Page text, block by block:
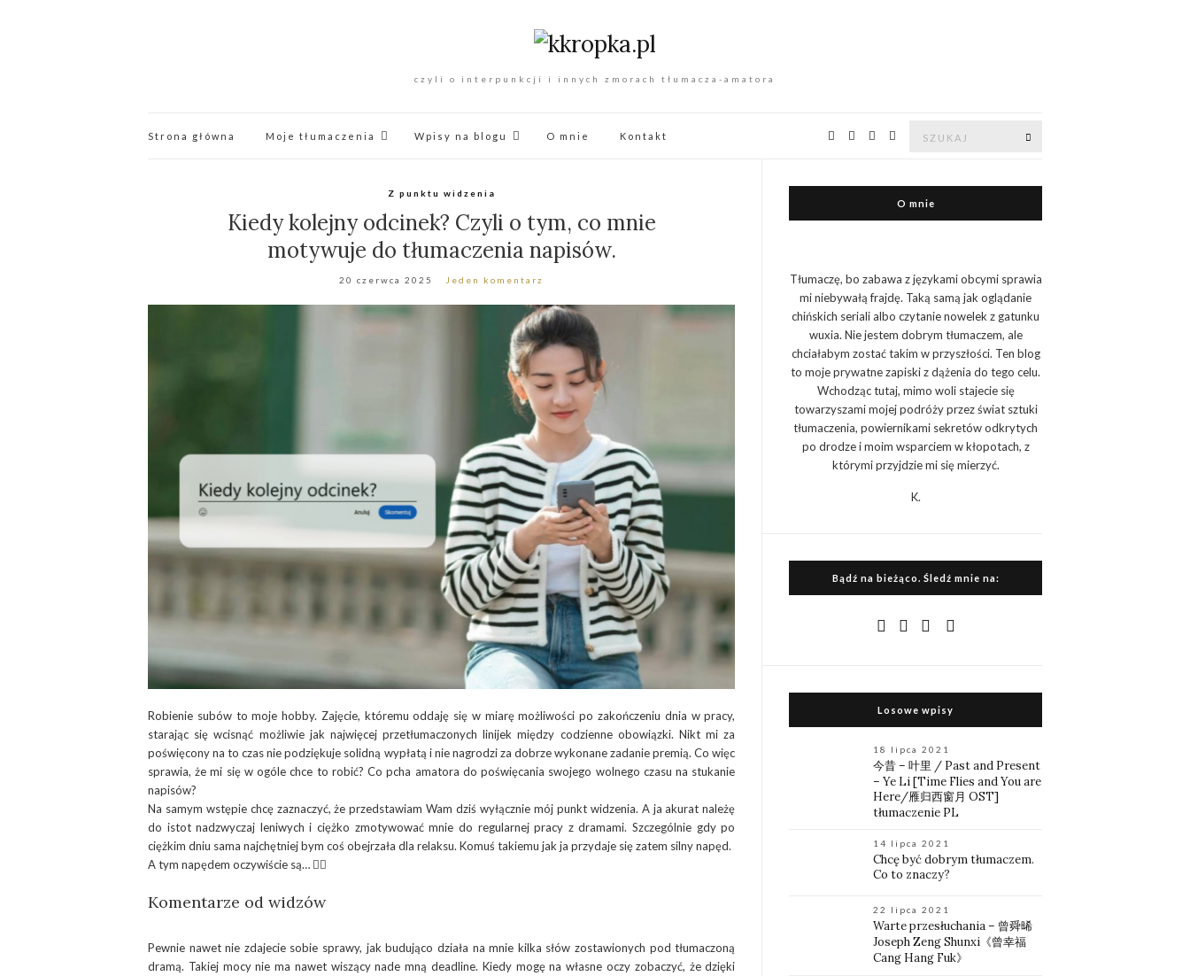
czyli o interpunkcji i innych zmorach tłumacza-amatora
Strona główna Moje tłumaczenia Wpisy na blogu O mnie Kontakt
Z punktu widzenia
Kiedy kolejny odcinek? Czyli o tym, co mnie
motywuje do tłumaczenia napisów.
20 czerwca 2025 Jeden komentarz
Robienie subów to moje hobby. Zajęcie, któremu oddaję się w miarę możliwości po zakończeniu dnia w pracy,
starając się wcisnąć możliwie jak najwięcej przetłumaczonych linijek między codzienne obowiązki. Nikt mi za
poświęcony na to czas nie podziękuje solidną wypłatą i nie nagrodzi za dobrze wykonane zadanie premią. Co więc
sprawia, że mi się w ogóle chce to robić? Co pcha amatora do poświęcania swojego wolnego czasu na stukanie
napisów?
Na samym wstępie chcę zaznaczyć, że przedstawiam Wam dziś wyłącznie mój punkt widzenia. A ja akurat należę
do istot nadzwyczaj leniwych i ciężko zmotywować mnie do regularnej pracy z dramami. Szczególnie gdy po
ciężkim dniu sama najchętniej bym coś obejrzała dla relaksu. Komuś takiemu jak ja przydaje się zatem silny napęd.
A tym napędem oczywiście są… 👇🏻
Komentarze od widzów
Pewnie nawet nie zdajecie sobie sprawy, jak budująco działa na mnie kilka słów zostawionych pod tłumaczoną
dramą. Takiej mocy nie ma nawet wiszący nade mną deadline. Kiedy mogę na własne oczy zobaczyć, że dzięki
O mnie
Tłumaczę, bo zabawa z językami obcymi sprawia
mi niebywałą frajdę. Taką samą jak oglądanie
chińskich seriali albo czytanie nowelek z gatunku
wuxia. Nie jestem dobrym tłumaczem, ale
chciałabym zostać takim w przyszłości. Ten blog
to moje prywatne zapiski z dążenia do tego celu.
Wchodząc tutaj, mimo woli stajecie się
towarzyszami mojej podróży przez świat sztuki
tłumaczenia, powiernikami sekretów odkrytych
po drodze i moim wsparciem w kłopotach, z
którymi przyjdzie mi się mierzyć.
K.
Bądź na bieżąco. Śledź mnie na:
Losowe wpisy
18 lipca 2021
今昔 – 叶里 / Past and Present
– Ye Li [Time Flies and You are
Here/雁归西窗月 OST]
tłumaczenie PL
14 lipca 2021
Chcę być dobrym tłumaczem.
Co to znaczy?
22 lipca 2021
Warte przesłuchania – 曾舜晞
Joseph Zeng Shunxi《曾幸福
Cang Hang Fuk》